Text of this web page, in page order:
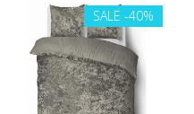
SALE -40%